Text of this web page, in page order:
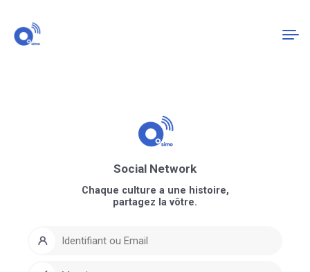
Social Network
Chaque culture a une histoire,
partagez la vôtre.